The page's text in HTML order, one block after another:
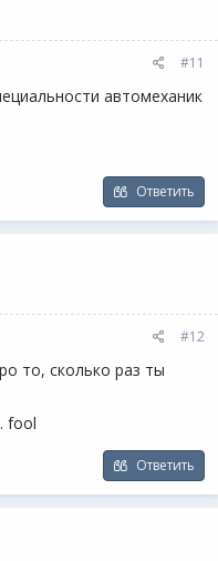
#11
автомеханик
Ответить
#12
то, сколько раз ты
fool
Ответить